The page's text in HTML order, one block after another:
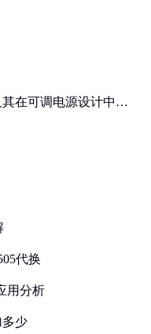
在可调电源设计中的
代换
用分析
多少